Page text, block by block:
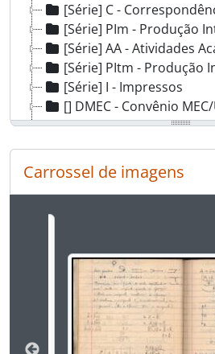
[Série] C -
[Série] PIm - Produção
[Série] AA - Atividades
[Série] PItm - Produção
[Série] I - Impressos
[] DMEC - Convênio MEC/
[Série] SAPO - Serviço Ativador
[Série] AAt - Atividades
[Série] F - Fotografia
[] DCSMF - Dossiê Carlos
Carrossel de imagens
Ao alterar o slide atual